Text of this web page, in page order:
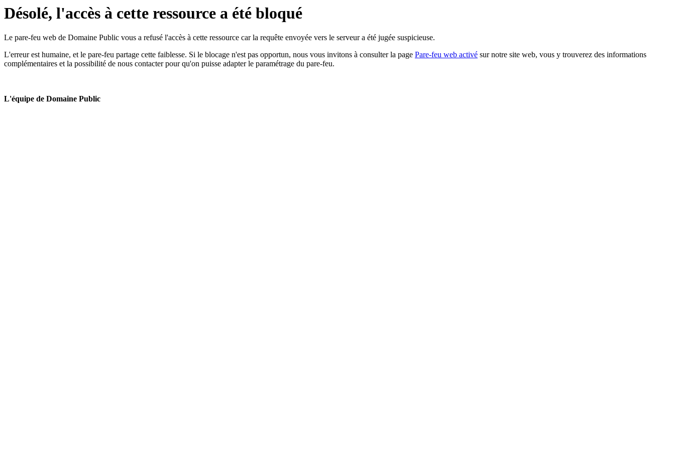
Désolé, l'accès à cette ressource a été bloqué
Le pare-feu web de Domaine Public vous a refusé l'accès à cette ressource car la requête envoyée vers le serveur a été jugée suspicieuse.
L'erreur est humaine, et le pare-feu partage cette faiblesse. Si le blocage n'est pas opportun, nous vous invitons à consulter la page Pare-feu web activé sur notre site web, vous y trouverez des informations
complémentaires et la possibilité de nous contacter pour qu'on puisse adapter le paramétrage du pare-feu.
L'équipe de Domaine Public